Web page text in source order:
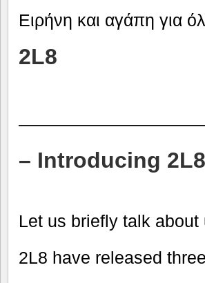
Ειρήνη και αγάπη για
2L8
– Introducing 2L8
Let us briefly talk about
2L8 have released